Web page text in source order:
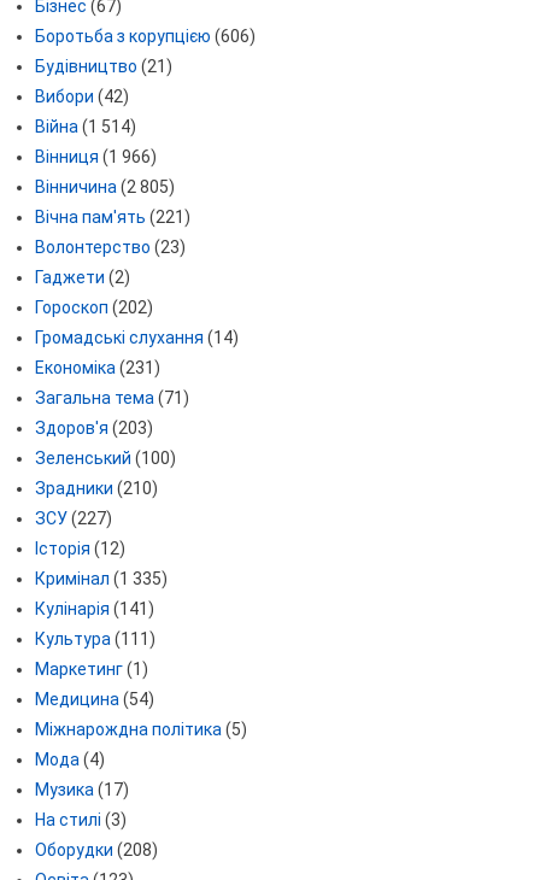
Бізнес (67)
Боротьба з корупцією (606)
Будівництво (21)
Вибори (42)
Війна (1 514)
Вінниця (1 966)
Вінничина (2 805)
Вічна пам'ять (221)
Волонтерство (23)
Гаджети (2)
Гороскоп (202)
Громадські слухання (14)
Економіка (231)
Загальна тема (71)
Здоров'я (203)
Зеленський (100)
Зрадники (210)
ЗСУ(227)
Історія (12)
Кримінал (1 335)
Кулінарія (141)
Культура (111)
Маркетинг(1)
Медицина (54)
Міжнарождна політика (5)
Мода (4)
Музика (17)
На стилі (3)
Оборудки (208)